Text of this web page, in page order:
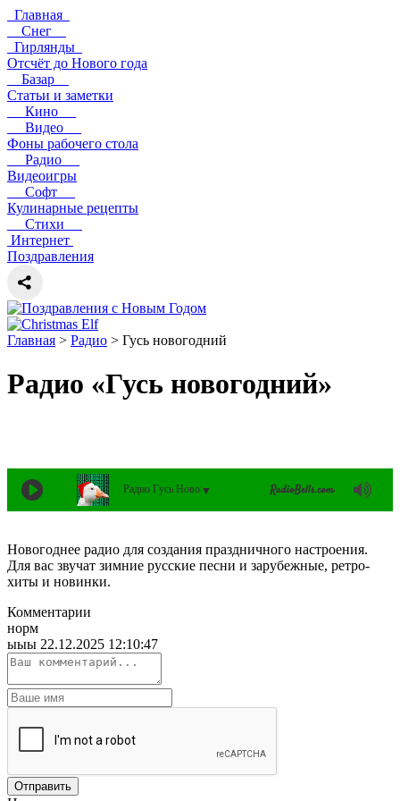
Главная
Снег
Гирлянды
Отсчёт до Нового года
Базар
Статьи и заметки
Кино
Видео
Фоны рабочего стола
Радио
Видеоигры
Софт
Кулинарные рецепты
Стихи
Интернет
Поздравления
Главная > Радио > Гусь новогодний
Радио «Гусь новогодний»
Радио Гусь Новогодний
▼
Новогоднее радио для создания праздничного настроения.
Для вас звучат зимние русские песни и зарубежные, ретро-
хиты и новинки.
Комментарии
норм
ыыы 22.12.2025 12:10:47